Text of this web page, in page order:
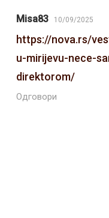
Misa83 10/09/2025
https://nova.rs/
u-mirijevu-nece-
direktorom/
Одговори